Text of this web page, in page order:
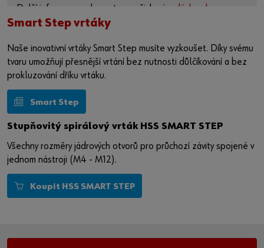
Další informace naleznete v našich
zásadách ochrany
osobních údajůa nastránce o souborech cookie
Aktivovat obsah
Případně můžete použít tento odkaz a otevřít video přímo
na platformě poskytovatele:
td1W41UGY
Smart Step vrtáky
Naše inovativní vrtáky Smart Step musíte vyzkoušet. Díky svému
tvaru umožňují přesnější vrtání bez nutnosti důlčíkování a bez
prokluzování dříku vrtáku.
Smart Step
Stupňovitý spirálový vrták HSS SMART STEP
Všechny rozměry jádrových otvorů pro průchozí závity spojené v
jednom nástroji (M4 - M12).
Koupit HSS SMART STEP